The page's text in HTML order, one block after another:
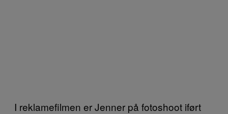
I reklamefilmen er Jenner på fotoshoot iført